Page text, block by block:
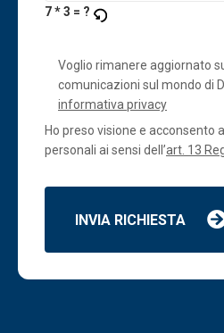
7 * 3 = ?
Voglio rimanere aggiornato
comunicazioni sul mondo di
informativa privacy
Ho preso visione e acconsento
personali ai sensi dell’art. 13
INVIA RICHIESTA